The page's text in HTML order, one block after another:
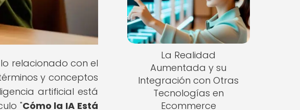
relacionado con el
y conceptos
artificial está
"Cómo la IA Está
La Realidad
Aumentada y su
Integración con Otras
Tecnologías en
Ecommerce